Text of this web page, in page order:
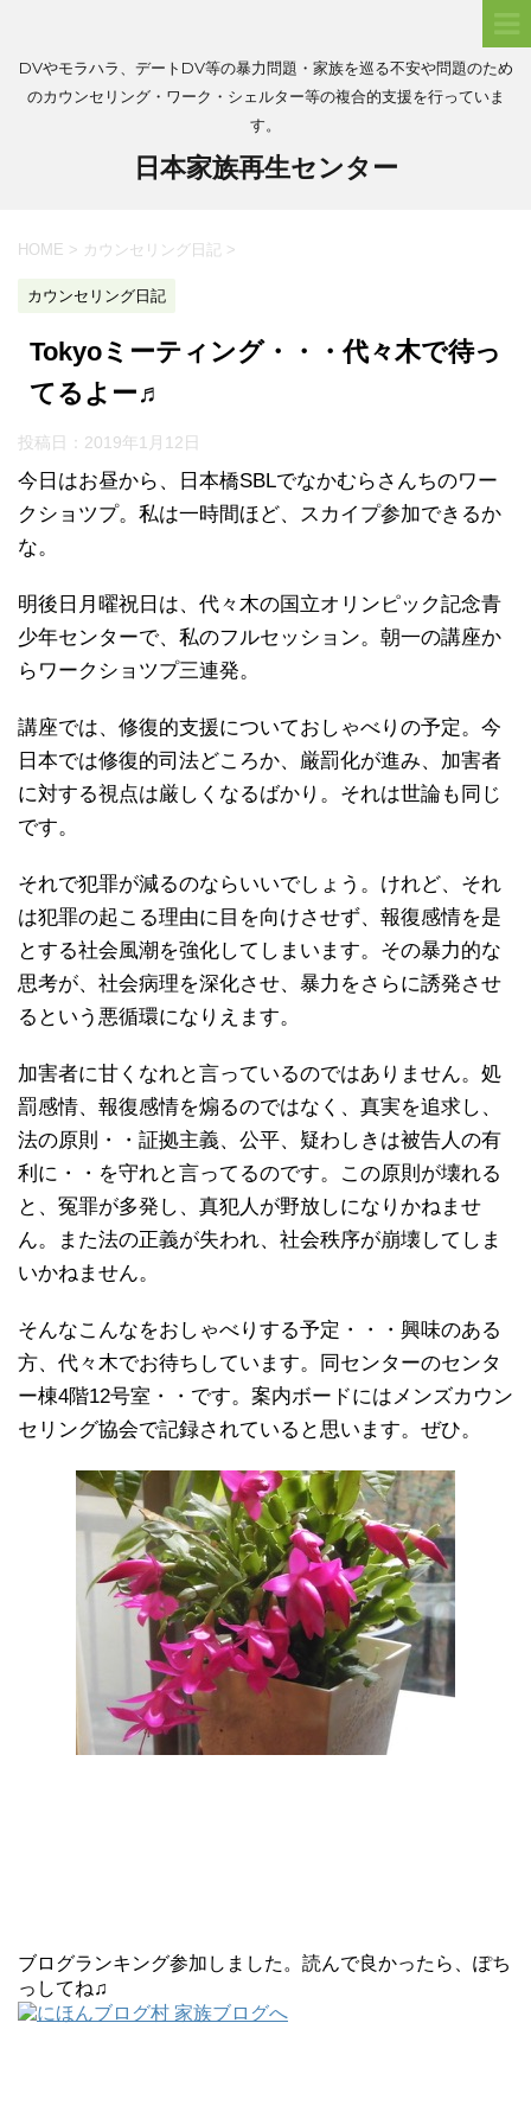
DVやモラハラ、デートDV等の暴力問題・家族を巡る不安や問題のため
のカウンセリング・ワーク・シェルター等の複合的支援を行っていま
す。
日本家族再生センター
HOME > カウンセリング日記 >
カウンセリング日記
Tokyoミーティング・・・代々木で待っ
てるよー♬
投稿日： 2019年1月12日
今日はお昼から、日本橋SBLでなかむらさんちのワー
クショツプ。私は一時間ほど、スカイプ参加できるか
な。
明後日月曜祝日は、代々木の国立オリンピック記念青
少年センターで、私のフルセッション。朝一の講座か
らワークショツプ三連発。
講座では、修復的支援についておしゃべりの予定。今
日本では修復的司法どころか、厳罰化が進み、加害者
に対する視点は厳しくなるばかり。それは世論も同じ
です。
それで犯罪が減るのならいいでしょう。けれど、それ
は犯罪の起こる理由に目を向けさせず、報復感情を是
とする社会風潮を強化してしまいます。その暴力的な
思考が、社会病理を深化させ、暴力をさらに誘発させ
るという悪循環になりえます。
加害者に甘くなれと言っているのではありません。処
罰感情、報復感情を煽るのではなく、真実を追求し、
法の原則・・証拠主義、公平、疑わしきは被告人の有
利に・・を守れと言ってるのです。この原則が壊れる
と、冤罪が多発し、真犯人が野放しになりかねませ
ん。また法の正義が失われ、社会秩序が崩壊してしま
いかねません。
そんなこんなをおしゃべりする予定・・・興味のある
方、代々木でお待ちしています。同センターのセンタ
ー棟4階12号室・・です。案内ボードにはメンズカウン
セリング協会で記録されていると思います。ぜひ。
ブログランキング参加しました。読んで良かったら、ぽち
っしてね♫